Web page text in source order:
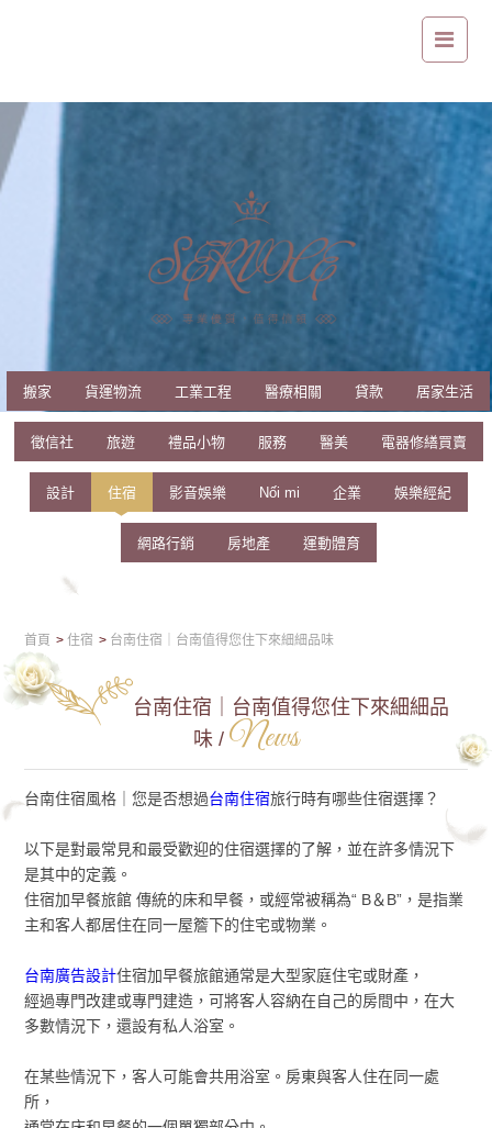
搬家 貨運物流 工業工程 醫療相關 貸款 居家生活
徵信社 旅遊 禮品小物 服務 醫美 電器修繕買賣
設計 住宿 影音娛樂 Nối mi 企業 娛樂經紀
網路行銷 房地產 運動體育
首頁 住宿 台南住宿｜台南值得您住下來細細品味
台南住宿｜台南值得您住下來細細品
味 / News
台南住宿風格｜您是否想過台南住宿旅行時有哪些住宿選擇？
以下是對最常見和最受歡迎的住宿選擇的了解，並在許多情況下
是其中的定義。
住宿加早餐旅館 傳統的床和早餐，或經常被稱為“ B＆B”，是指業
主和客人都居住在同一屋簷下的住宅或物業。
台南廣告設計住宿加早餐旅館通常是大型家庭住宅或財產，
經過專門改建或專門建造，可將客人容納在自己的房間中，在大
多數情況下，還設有私人浴室。
在某些情況下，客人可能會共用浴室。房東與客人住在同一處
所，